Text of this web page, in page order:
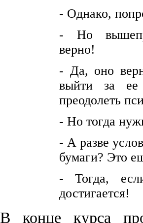
- Однако,
- Но
верно!
- Да, оно
выйти за ее
преодолеть
- Но тогда
- А разве
бумаги? Это
- Тогда,
достигается!
В конце курса